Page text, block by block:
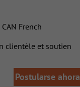
French
clientèle et soutien
Postularse ahora